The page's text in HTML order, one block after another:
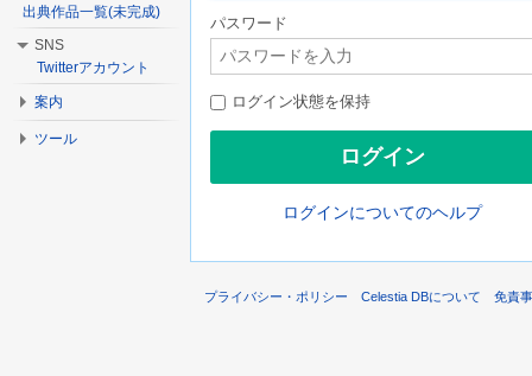
パスワード
ログイン状態を保持
ログインについてのヘルプ
出典作品一覧(未完成)
SNS
Twitterアカウント
案内
ツール
プライバシー・ポリシー Celestia DBについて 免責